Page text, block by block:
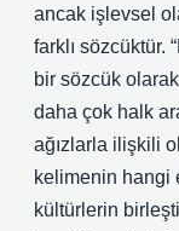
ancak işlevsel
farklı sözcüktür.
bir sözcük
daha çok halk
ağızlarla ilişkili
kelimenin hangi
kültürlerin